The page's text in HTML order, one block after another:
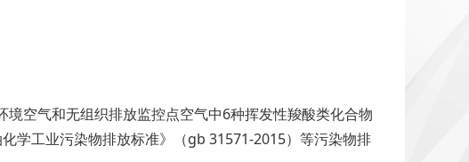
空气和无组织排放监控点空气中6种挥发性羧酸类化合物
学工业污染物排放标准》（gb 31571-2015）等污染物排